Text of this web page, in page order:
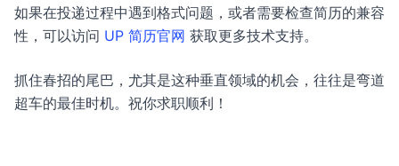
如果在投递过程中遇到格式问题，或者需要检查简历的兼容
性，可以访问 UP 简历官网 获取更多技术支持。
抓住春招的尾巴，尤其是这种垂直领域的机会，往往是弯道
超车的最佳时机。祝你求职顺利！